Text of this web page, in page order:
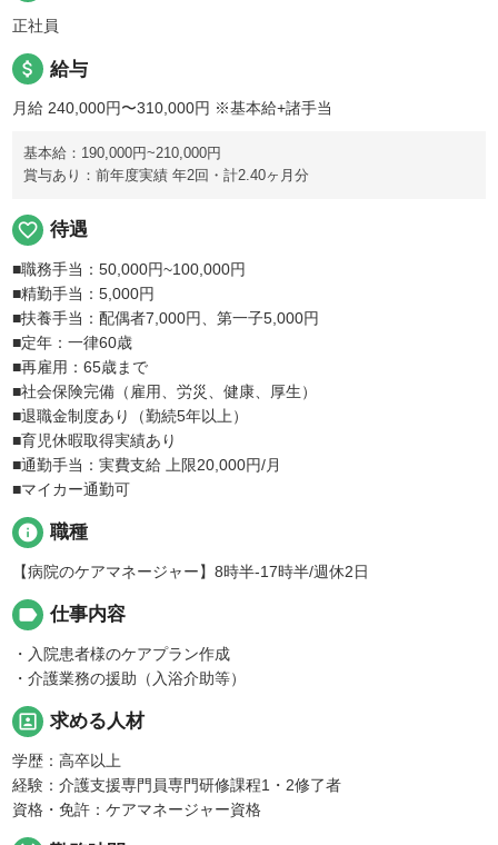
正社員
attach_money 給与
月給 240,000円〜310,000円 ※基本給+諸手当
基本給：190,000円~210,000円
賞与あり：前年度実績 年2回・計2.40ヶ月分
favorite_border 待遇
■職務手当：50,000円~100,000円
■精勤手当：5,000円
■扶養手当：配偶者7,000円、第一子5,000円
■定年：一律60歳
■再雇用：65歳まで
■社会保険完備（雇用、労災、健康、厚生）
■退職金制度あり（勤続5年以上）
■育児休暇取得実績あり
■通勤手当：実費支給 上限20,000円/月
■マイカー通勤可
info 職種
【病院のケアマネージャー】8時半-17時半/週休2日
label 仕事内容
・入院患者様のケアプラン作成
・介護業務の援助（入浴介助等）
portrait 求める人材
学歴：高卒以上
経験：介護支援専門員専門研修課程1・2修了者
資格・免許：ケアマネージャー資格